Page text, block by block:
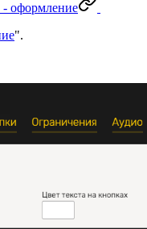
- оформление
".